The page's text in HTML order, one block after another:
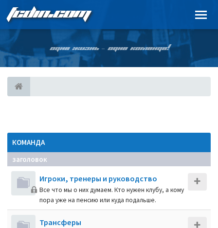
FCDIN.COM
ОДНА ЖИЗНЬ – ОДНА КОМАНДА!
КОМАНДА
заголовок
Игроки, тренеры и руководство
Все что мы о них думаем. Кто нужен клубу, а кому
пора уже на пенсию или куда подальше.
Трансферы